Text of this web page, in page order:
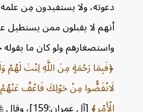
دعوته، ولا يستفيدون مِن علمه
أنهم لا يقبلون ممن يستطيل
واستصغارهم ولو كان ما يقوله
فَبِمَا رَحْمَةٍ مِنَ اللَّهِ لِنْتَ لَهُمْ
لَانْفَضُّوا مِنْ حَوْلِكَ فَاعْفُ عَنْهُمْ